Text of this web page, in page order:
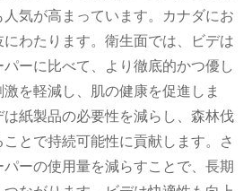
気が高まっています。カナダにお
わたります。衛生面では、ビデは
ーに比べて、より徹底的かつ優し
を軽減し、肌の健康を促進しま
紙製品の必要性を減らし、森林伐
とで持続可能性に貢献します。さ
ーの使用量を減らすことで、長期